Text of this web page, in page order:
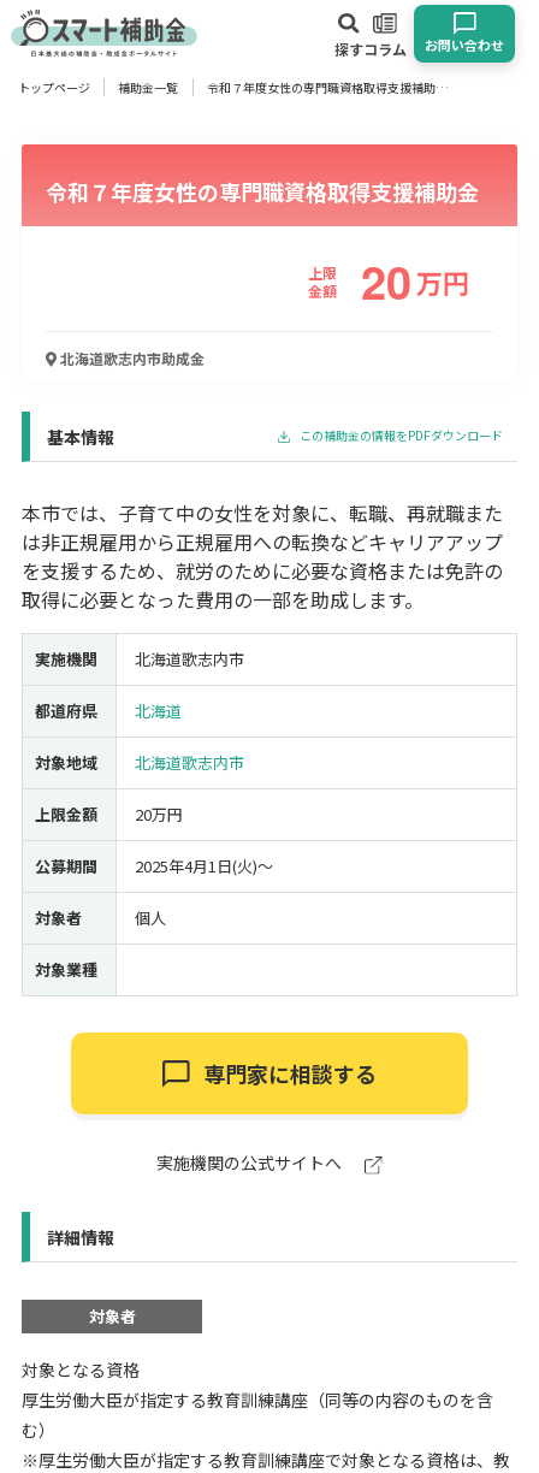
探すコラム お問い合わせ
対象
企業 団体 個人 その他
業種
宿泊･旅館業
その他
使い道
経営改善・経営強化 販路拡大 海外展開 設備投資
IT導入
人材採用・雇用
人材育成・福利厚生
特許・知的財産
起業・創業
事業承継 災害・被災者支援
コロナ関連
環境・省エネ
テレワーク
トップページ 補助金一覧 令和７年度女性の専門職資格取得支援補助金
令和７年度女性の専門職資格取得支援補助金
上限
金額
20万円
北海道歌志内市助成金
基本情報 この補助金の情報をPDFダウンロード
本市では、子育て中の女性を対象に、転職、再就職また
は非正規雇用から正規雇用への転換などキャリアアップ
を支援するため、就労のために必要な資格または免許の
取得に必要となった費用の一部を助成します。
実施機関 北海道歌志内市
都道府県 北海道
対象地域 北海道歌志内市
上限金額 20万円
公募期間 2025年4月1日(火)〜
対象者 個人
対象業種
専門家に相談する
実施機関の公式サイトへ
詳細情報
対象者
対象となる資格
厚生労働大臣が指定する教育訓練講座（同等の内容のものを含
む）
※厚生労働大臣が指定する教育訓練講座で対象となる資格は、教